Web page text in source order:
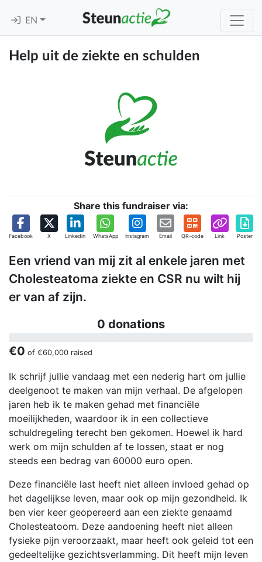
EN
Help uit de ziekte en schulden
Share this fundraiser via:
Facebook X Linkedin WhatsApp Instagram Email QR-code Link Poster
Een vriend van mij zit al enkele jaren met
Cholesteatoma ziekte en CSR nu wilt hij
er van af zijn.
0 donations
€0 of €60,000 raised
Ik schrijf jullie vandaag met een nederig hart om jullie
deelgenoot te maken van mijn verhaal. De afgelopen
jaren heb ik te maken gehad met financiële
moeilijkheden, waardoor ik in een collectieve
schuldregeling terecht ben gekomen. Hoewel ik hard
werk om mijn schulden af te lossen, staat er nog
steeds een bedrag van 60000 euro open.
Deze financiële last heeft niet alleen invloed gehad op
het dagelijkse leven, maar ook op mijn gezondheid. Ik
ben vier keer geopereerd aan een ziekte genaamd
Cholesteatoom. Deze aandoening heeft niet alleen
fysieke pijn veroorzaakt, maar heeft ook geleid tot een
gedeeltelijke gezichtsverlamming. Dit heeft mijn leven